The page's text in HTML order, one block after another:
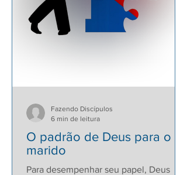
O padrão de Deus para o
marido
Para desempenhar seu papel, Deus
Fazendo Discípulos
6 min de leitura